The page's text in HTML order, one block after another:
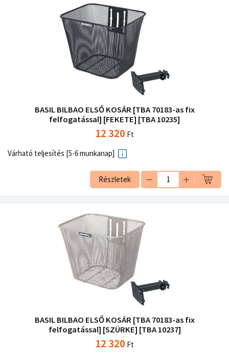
BASIL BILBAO ELSŐ KOSÁR [TBA 70183-as fix
felfogatással] [FEKETE] [TBA 10235]
12 320 Ft
Várható teljesítés [5-6 munkanap]
Részletek
BASIL BILBAO ELSŐ KOSÁR [TBA 70183-as fix
felfogatással] [SZÜRKE] [TBA 10237]
12 320 Ft